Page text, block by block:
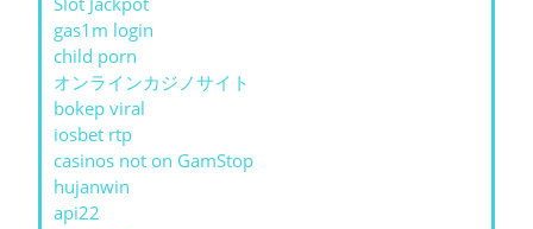
gas1m login
child porn
オンラインカジノサイト
bokep viral
iosbet rtp
casinos not on GamStop
hujanwin
api22